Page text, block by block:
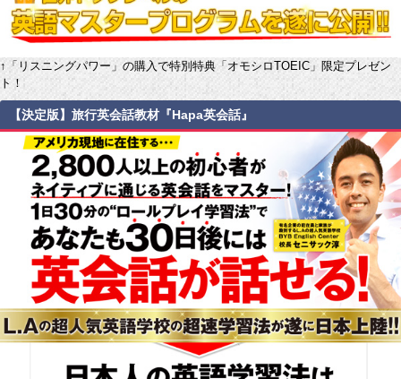
↑「リスニングパワー」の購入で特別特典「オモシロTOEIC」限定プレゼン
ト！
【決定版】旅行英会話教材『Hapa英会話』